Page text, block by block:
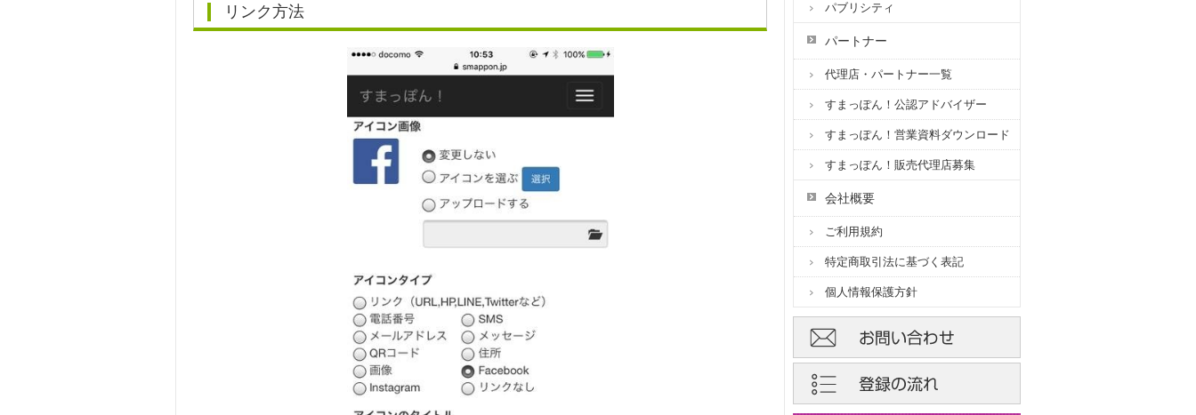
リンク方法 パブリシティ
パートナー
代理店・パートナー一覧
すまっぽん！公認アドバイザー
すまっぽん！営業資料ダウンロード
すまっぽん！販売代理店募集
会社概要
ご利用規約
特定商取引法に基づく表記
個人情報保護方針